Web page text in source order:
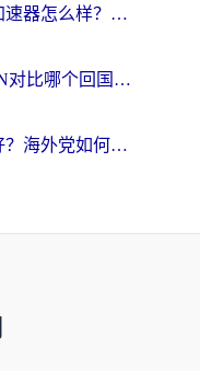
海外党自救指南：归雁加速器怎么样？教你避开坑实现国内资源无缝访问
ChickCN VPN和旋风VPN对比哪个回国效果更好？海外用户的选择困境与出路
雷神手游和六毫秒哪个好？海外党如何真正解锁国内资源